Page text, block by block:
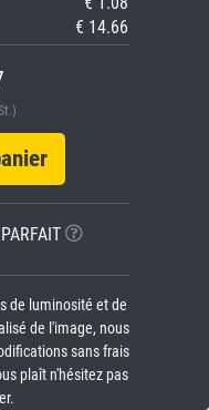
€ 14.66
de luminosité et de
de l'image, nous
sans frais
plaît n'hésitez pas